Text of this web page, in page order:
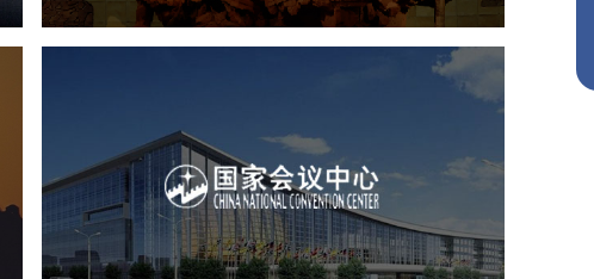
国家会议中心
服务行业 专业服务 网站建设 网站设计